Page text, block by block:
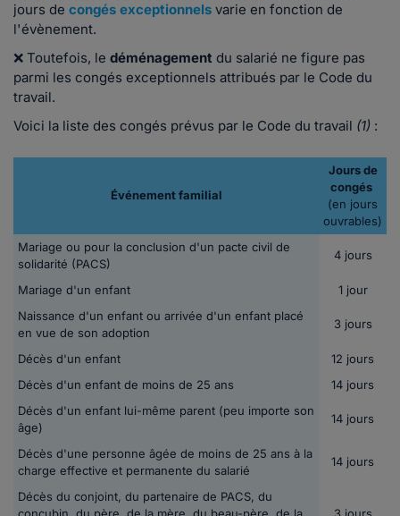
jours de congés exceptionnels varie en fonction de
l'évènement.
❌ Toutefois, le déménagement du salarié ne figure pas
parmi les congés exceptionnels attribués par le Code du
travail.
Voici la liste des congés prévus par le Code du travail (1) :
Événement familial
Jours de
congés
(en jours
ouvrables)
Mariage ou pour la conclusion d'un pacte civil de
solidarité (PACS)
4 jours
Mariage d'un enfant
1 jour
Naissance d'un enfant ou arrivée d'un enfant placé
en vue de son adoption
3 jours
Décès d'un enfant
12 jours
Décès d'un enfant de moins de 25 ans
14 jours
Décès d'un enfant lui-même parent (peu importe son
âge)
14 jours
Décès d'une personne âgée de moins de 25 ans à la
charge effective et permanente du salarié
14 jours
Décès du conjoint, du partenaire de PACS, du